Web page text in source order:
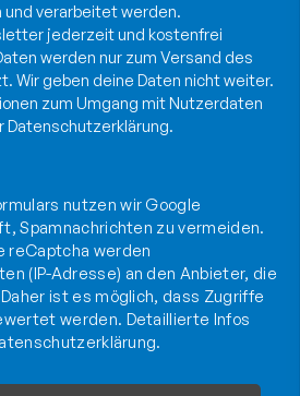
und verarbeitet werden.
jederzeit und kostenfrei
werden nur zum Versand des
Wir geben deine Daten nicht weiter.
zum Umgang mit Nutzerdaten
Datenschutzerklärung.
nutzen wir Google
Spamnachrichten zu vermeiden.
reCaptcha werden
(IP-Adresse) an den Anbieter, die
ist es möglich, dass Zugriffe
werden. Detaillierte Infos
.